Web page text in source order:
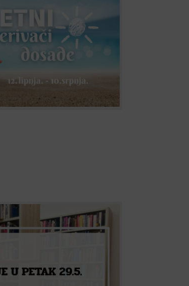
dosade je stigao! Prijave
znati: - GAME DAY je za
opremu - BONUS
Ostali programi NISU za
na 45. izbornu skupštinu Društva